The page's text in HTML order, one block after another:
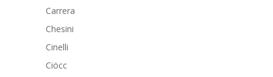
Carrera
Chesini
Cinelli
Ciöcc